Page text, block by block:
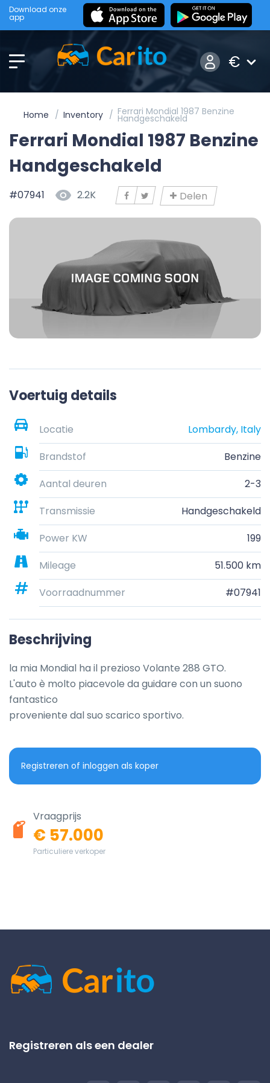
Download onze
app
€
Home Inventory Ferrari Mondial 1987 Benzine
Handgeschakeld
Ferrari Mondial 1987 Benzine
Handgeschakeld
#07941 2.2K Delen
Voertuig details
Locatie
Lombardy, Italy
Brandstof
Benzine
Aantal deuren
2-3
Transmissie
Handgeschakeld
Power KW
199
Mileage
51.500 km
Voorraadnummer
#07941
Beschrijving
la mia Mondial ha il prezioso Volante 288 GTO.
L'auto è molto piacevole da guidare con un suono
fantastico
proveniente dal suo scarico sportivo.
Registreren of inloggen als koper
Vraagprijs
€ 57.000
Particuliere verkoper
Registreren als een dealer